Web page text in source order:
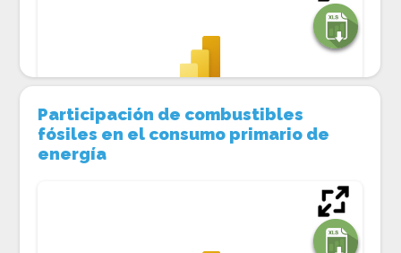
Participación de combustibles
fósiles en el consumo primario de
energía